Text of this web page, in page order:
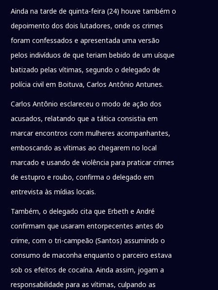
Ainda na tarde de quinta-feira (24) houve também o
depoimento dos dois lutadores, onde os crimes
foram confessados e apresentada uma versão
pelos indivíduos de que teriam bebido de um uísque
batizado pelas vítimas, segundo o delegado de
polícia civil em Boituva, Carlos Antônio Antunes.
Carlos Antônio esclareceu o modo de ação dos
acusados, relatando que a tática consistia em
marcar encontros com mulheres acompanhantes,
emboscando as vítimas ao chegarem no local
marcado e usando de violência para praticar crimes
de estupro e roubo, confirma o delegado em
entrevista às mídias locais.
Também, o delegado cita que Erbeth e André
confirmam que usaram entorpecentes antes do
crime, com o tri-campeão (Santos) assumindo o
consumo de maconha enquanto o parceiro estava
sob os efeitos de cocaína. Ainda assim, jogam a
responsabilidade para as vítimas, culpando as